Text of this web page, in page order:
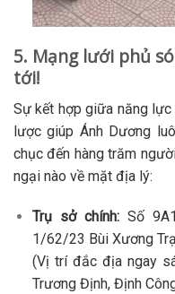
5. Mạng lưới phủ
tới!
Sự kết hợp giữa năng lực
lược giúp Ánh Dương
chục đến hàng trăm
ngại nào về mặt địa lý:
Trụ sở chính:Số
1/62/23 Bùi Xương
(Vị trí đắc địa ngay
Trương Định, Định